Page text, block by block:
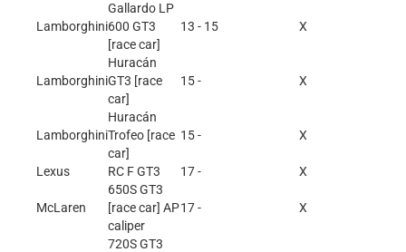
Lamborghini
Gallardo LP
600 GT3
[race car]
13 - 15 X
Lamborghini
Huracán
GT3 [race
car]
15 - X
Lamborghini
Huracán
Trofeo [race
car]
15 - X
Lexus RC F GT3 17 - X
McLaren
650S GT3
[race car] AP
caliper
17 - X
720S GT3